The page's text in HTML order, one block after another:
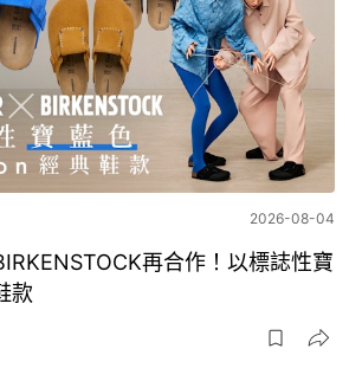
2026-08-04
再合作！以標誌性寶
款